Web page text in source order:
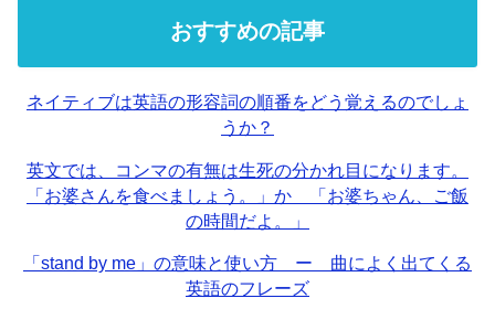
おすすめの記事
ネイティブは英語の形容詞の順番をどう覚えるのでしょ
うか？
英文では、コンマの有無は生死の分かれ目になります。
「お婆さんを食べましょう。」か 「お婆ちゃん、ご飯
の時間だよ。」
「stand by me」の意味と使い方 ー 曲によく出てくる
英語のフレーズ